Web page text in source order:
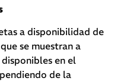
a disponibilidad de
se muestran a
en el
de la